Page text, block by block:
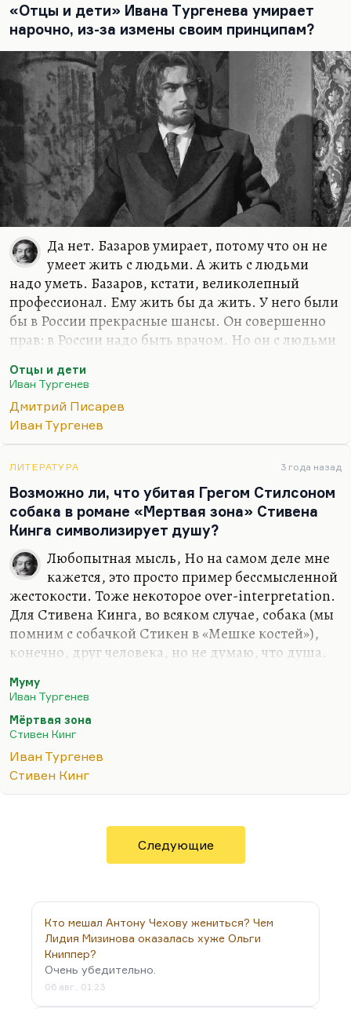
между Тургеневым и кем-либо из его
современников.
Мне кажется, он очень на особицу именно
потому, что он… «Уездный лекарь», простите, да,
«Уездный лекарь». Именно потому, что он не
имеет собственного прозаического опыта.…
«Отцы и дети» Ивана Тургенева умирает
нарочно, из-за измены своим принципам?
Да нет. Базаров умирает, потому что он не
умеет жить с людьми. А жить с людьми
надо уметь. Базаров, кстати, великолепный
профессионал. Ему жить бы да жить. У него были
бы в России прекрасные шансы. Он совершенно
прав: в России надо быть врачом. Но он с людьми
И неправ Писарев — он умирает не из-за пореза
пальца. Да и Писарев умер, собственно… У
Самуила Ароновича Лурье была версия, что с ним
мог двигаться в воде. Но я не думаю. Мне
кажется, что всё-таки кататонические приступы в
воде во время купания маловероятны. Я бы
скорее поверил в самоубийство. Но тут вообще
всё странно с Писаревым. A с Базаровым — просто
Тургеневу хотелось…
Отцы и дети
Иван Тургенев
Дмитрий Писарев
Иван Тургенев
ЛИТЕРАТУРА 3 года назад
Возможно ли, что убитая Грегом Стилсоном
собака в романе «Мертвая зона» Стивена
Кинга символизирует душу?
Любопытная мысль, Но на самом деле мне
кажется, это просто пример бессмысленной
жестокости. Тоже некоторое over-interpretation.
Для Стивена Кинга, во всяком случае, собака (мы
помним с собачкой Стикен в «Мешке костей»),
конечно, друг человека, но не думаю, что душа.
Душа — это у Тургенева, совершенно четко. Во
всех 3-х его текстах, посвященных собаке — в
«Муму», в рассказе «Собака» и в стихотворении в
прозе «Собака» — эта метафора прослеживается.
Кстати говоря, его знаменитые « Пятьдесят
недостатков ружейного охотника и пятьдесят
недостатков легавой собаки» только
это текст о литературе. Спроецируйте,
экстраполируйте это на писательский…
Муму
Иван Тургенев
Мёртвая зона
Стивен Кинг
Иван Тургенев
Стивен Кинг
Следующие
Кто мешал Антону Чехову жениться? Чем
Лидия Мизинова оказалась хуже Ольги
Книппер?
Очень убедительно.
06 авг., 01:23